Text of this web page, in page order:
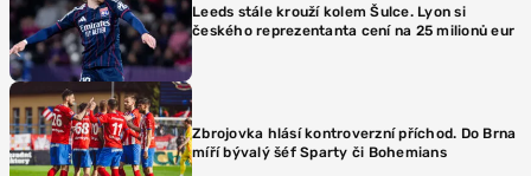
Leeds stále krouží kolem Šulce. Lyon si
českého reprezentanta cení na 25 milionů eur
Zbrojovka hlásí kontroverzní příchod. Do Brna
míří bývalý šéf Sparty či Bohemians